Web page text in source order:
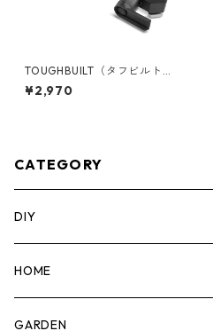
TOUGHBUILT（タフビルト）S
TACK TECH(スタックテック)
コードラップ TB-B1-A-31
¥2,970
CATEGORY
DIY
マーカー
計測機器
HOME
5ガロンバケツ
GARDEN